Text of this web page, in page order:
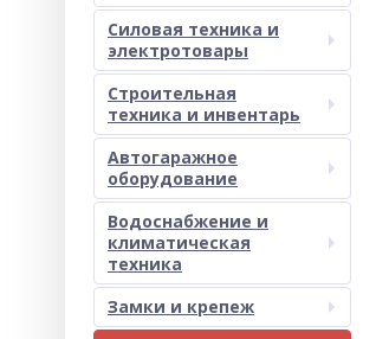
Силовая техника и
электротовары
Строительная
техника и инвентарь
Автогаражное
оборудование
Водоснабжение и
климатическая
техника
Замки и крепеж